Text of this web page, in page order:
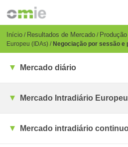
para
conteúdo
principal
Breadcrumb
Início Resultados de Mercado
Europeu (IDAs) Negociação por sessão e
Mercado diário
Mercado Intradiário
Mercado intradiário